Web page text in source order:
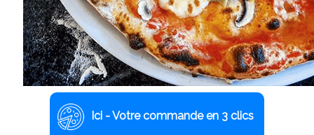
Ici - Votre commande en 3 clics